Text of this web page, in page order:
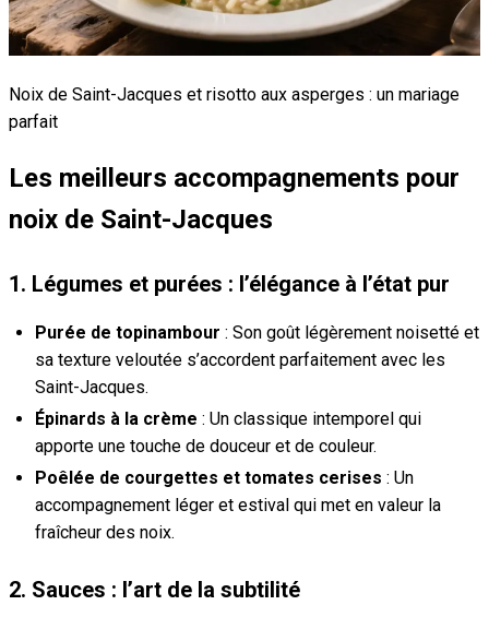
Noix de Saint-Jacques et risotto aux asperges : un mariage
parfait
Les meilleurs accompagnements pour
noix de Saint-Jacques
1. Légumes et purées : l’élégance à l’état pur
Purée de topinambour : Son goût légèrement noisetté et
sa texture veloutée s’accordent parfaitement avec les
Saint-Jacques.
Épinards à la crème : Un classique intemporel qui
apporte une touche de douceur et de couleur.
Poêlée de courgettes et tomates cerises : Un
accompagnement léger et estival qui met en valeur la
fraîcheur des noix.
2. Sauces : l’art de la subtilité